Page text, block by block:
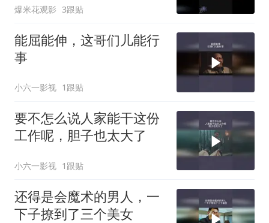
爆米花观影 3跟贴
能屈能伸，这哥们儿能行
事
小六一影视 1跟贴
要不怎么说人家能干这份
工作呢，胆子也太大了
小六一影视 1跟贴
还得是会魔术的男人，一
下子撩到了三个美女